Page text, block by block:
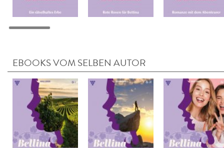
EBOOKS VOM SELBEN AUTOR